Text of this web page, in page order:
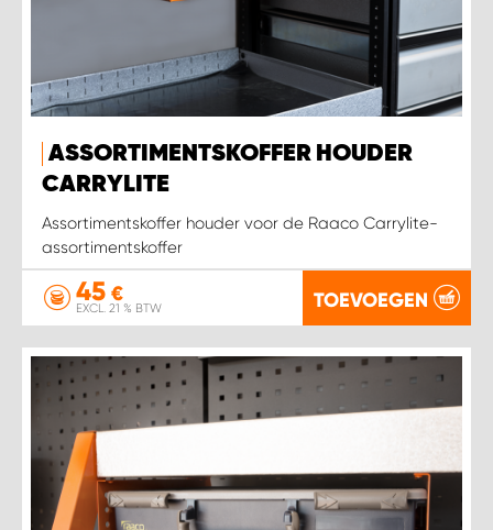
ASSORTIMENTSKOFFER HOUDER
CARRYLITE
Assortimentskoffer houder voor de Raaco Carrylite-
assortimentskoffer
45 €
EXCL. 21 % BTW TOEVOEGEN